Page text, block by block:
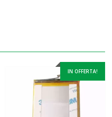
IN OFFERTA!